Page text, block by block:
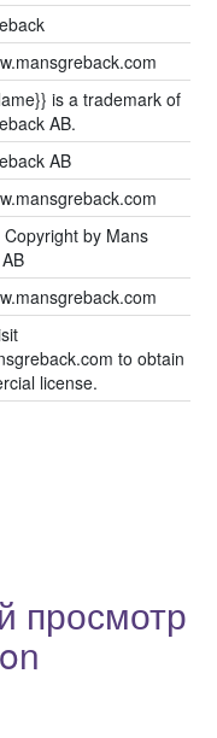
is a trademark of
AB.
AB
by Mans
to obtain
license.
просмотр